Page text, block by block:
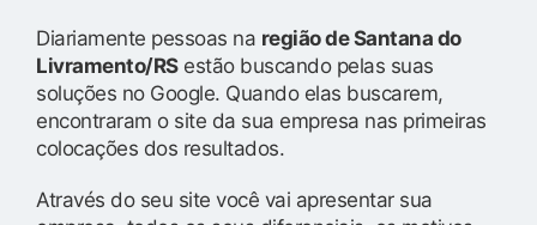
Diariamente pessoas na região de Santana do
Livramento/RSestão buscando pelas suas
soluções no Google. Quando elas buscarem,
encontraram o site da sua empresa nas primeiras
colocações dos resultados.
Através do seu site você vai apresentar sua